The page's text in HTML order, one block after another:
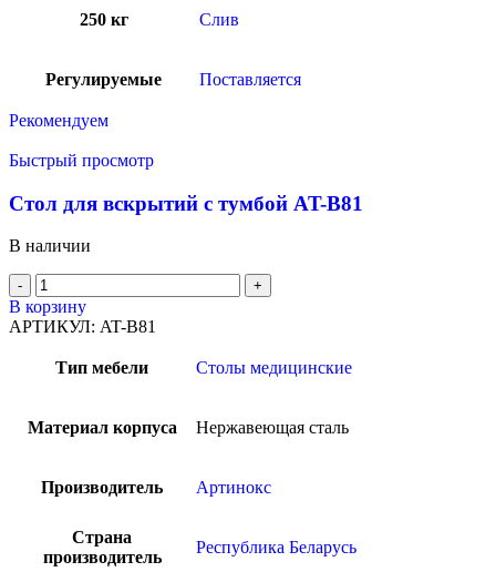
250 кг Слив
Регулируемые Поставляется
Рекомендуем
Быстрый просмотр
Стол для вскрытий с тумбой AT-B81
В наличии
В корзину
АРТИКУЛ: AT-B81
Тип мебели Столы медицинские
Материал корпуса Нержавеющая сталь
Производитель Артинокс
Страна
производитель
Республика Беларусь